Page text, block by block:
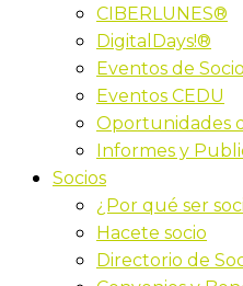
CIBERLUNES®
DigitalDays!®
Eventos de
Eventos CEDU
Oportunidades
Informes y
Socios
¿Por qué ser
Hacete socio
Directorio de